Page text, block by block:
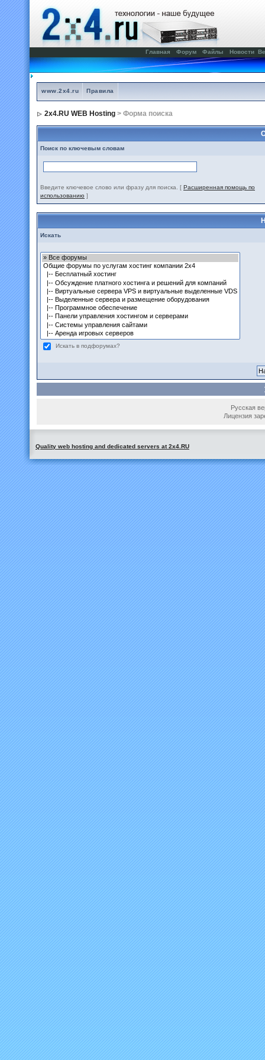
Главная Форум Файлы Новости
www.2x4.ru Правила
2x4.RU WEB Hosting > Форма поиска
Поиск по ключевым словам
Введите ключевое слово или фразу для поиска. [ Расширенная помощь по
использованию ]
Искать
Искать в подфорумах?
Русская
Лицензия
Quality web hosting and dedicated servers at 2x4.RU